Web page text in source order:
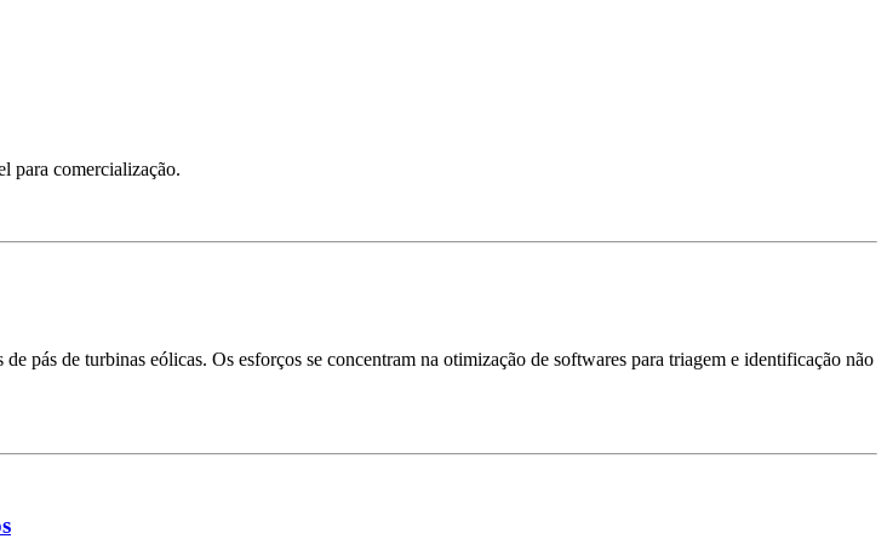
para comercialização.
pás de turbinas eólicas. Os esforços se concentram na otimização de softwares para triagem e identificação não